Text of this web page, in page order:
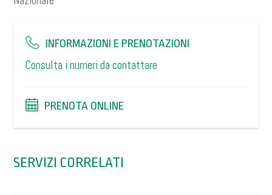
INFORMAZIONI E PRENOTAZIONI
Consulta i numeri da contattare
PRENOTA ONLINE
SERVIZI CORRELATI